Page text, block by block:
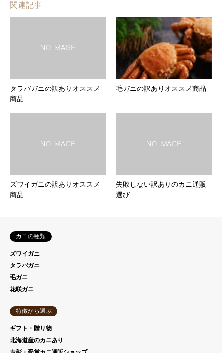
関連記事
タラバガニの訳ありオススメ
商品
毛ガニの訳ありオススメ商品
ズワイガニの訳ありオススメ
商品
失敗しない訳ありのカニ通販
選び
カニの種類
ズワイガニ
タラバガニ
毛ガニ
花咲ガニ
特徴から選ぶ
ギフト・贈り物
北海道産のカニあり